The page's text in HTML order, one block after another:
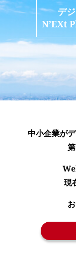
デ
N’EXt
中小企業が
現